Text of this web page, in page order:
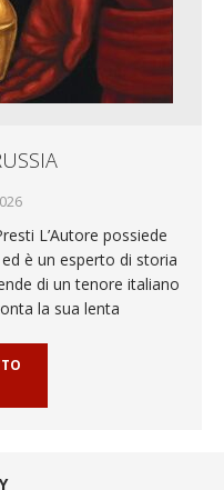
L’Autore possiede
è un esperto di storia
di un tenore italiano
la sua lenta